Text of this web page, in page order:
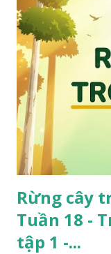
Rừng cây
Tuần 18 -
tập 1 -...